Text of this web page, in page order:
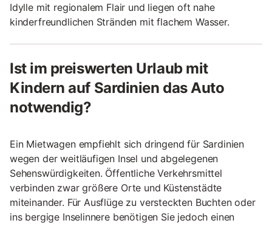
Idylle mit regionalem Flair und liegen oft nahe
kinderfreundlichen Stränden mit flachem Wasser.
Ist im preiswerten Urlaub mit
Kindern auf Sardinien das Auto
notwendig?
Ein Mietwagen empfiehlt sich dringend für Sardinien
wegen der weitläufigen Insel und abgelegenen
Sehenswürdigkeiten. Öffentliche Verkehrsmittel
verbinden zwar größere Orte und Küstenstädte
miteinander. Für Ausflüge zu versteckten Buchten oder
ins bergige Inselinnere benötigen Sie jedoch einen